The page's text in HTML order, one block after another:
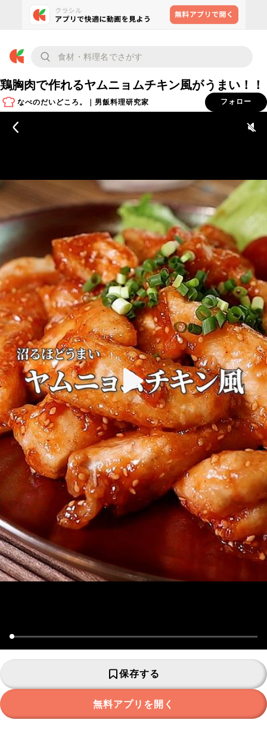
鶏胸肉で作れるヤムニョムチキン風がうまい！！
なべのだいどころ。｜男飯料理研究家 フォロー
保存する
無料アプリを開く